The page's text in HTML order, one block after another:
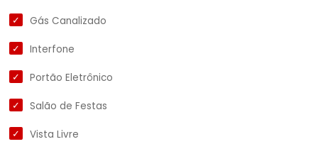
Gás Canalizado
Interfone
Portão Eletrônico
Salão de Festas
Vista Livre